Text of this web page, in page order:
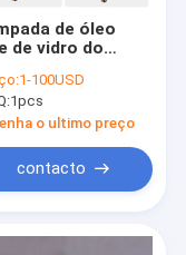
de óleo
de vidro do
do metal do
com a
de óleo do
do abajur da
(WH-VR-111)
1-100USD
1pcs
o ultimo preço
contacto